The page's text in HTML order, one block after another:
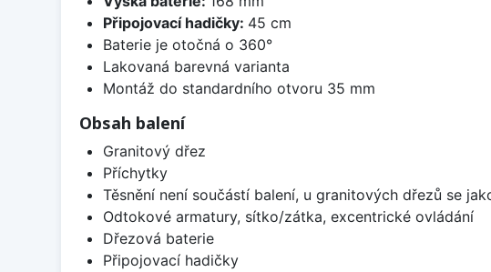
Připojovací hadičky: 45 cm
Baterie je otočná o 360°
Lakovaná barevná varianta
Montáž do standardního otvoru 35 mm
Obsah balení
Granitový dřez
Příchytky
Těsnění není součástí balení, u granitových dřezů se
Odtokové armatury, sítko/zátka, excentrické ovládání
Dřezová baterie
Připojovací hadičky